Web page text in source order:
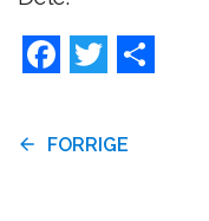
Facebook
Twitter
FORRIGE